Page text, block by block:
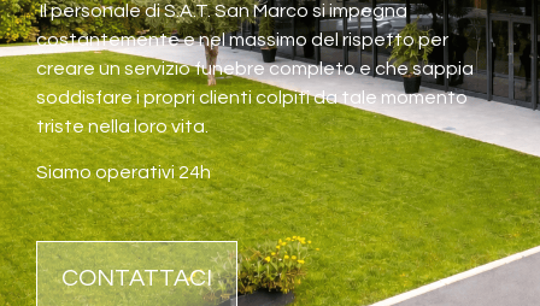
Il personale di S.A.T. San Marco si impegna
costantemente e nel massimo del rispetto per
creare un servizio funebre completo e che sappia
soddisfare i propri clienti colpiti da tale momento
triste nella loro vita.
Siamo operativi 24h
CONTATTACI